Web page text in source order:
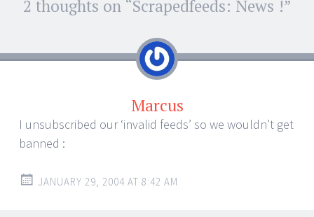
navigation
2 thoughts on “Scrapedfeeds: News !”
Marcus
I unsubscribed our ‘invalid feeds’ so we wouldn’t get
banned :
JANUARY 29, 2004 AT 8:42 AM